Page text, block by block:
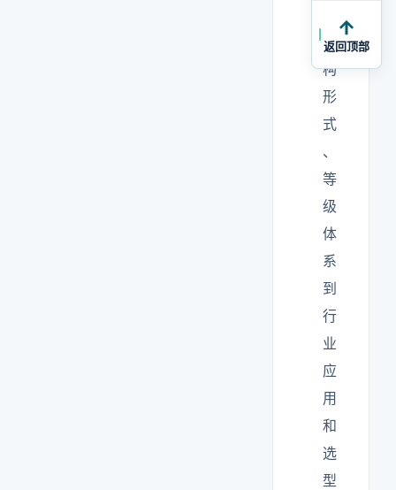
结
构
形
式
、
等
级
体
系
到
行
业
应
用
和
选
型
返回顶部